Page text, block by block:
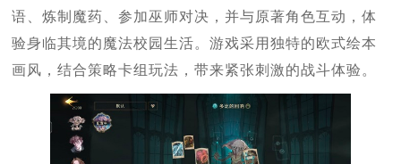
语、炼制魔药、参加巫师对决，并与原著角色互动，体
验身临其境的魔法校园生活。游戏采用独特的欧式绘本
画风，结合策略卡组玩法，带来紧张刺激的战斗体验。